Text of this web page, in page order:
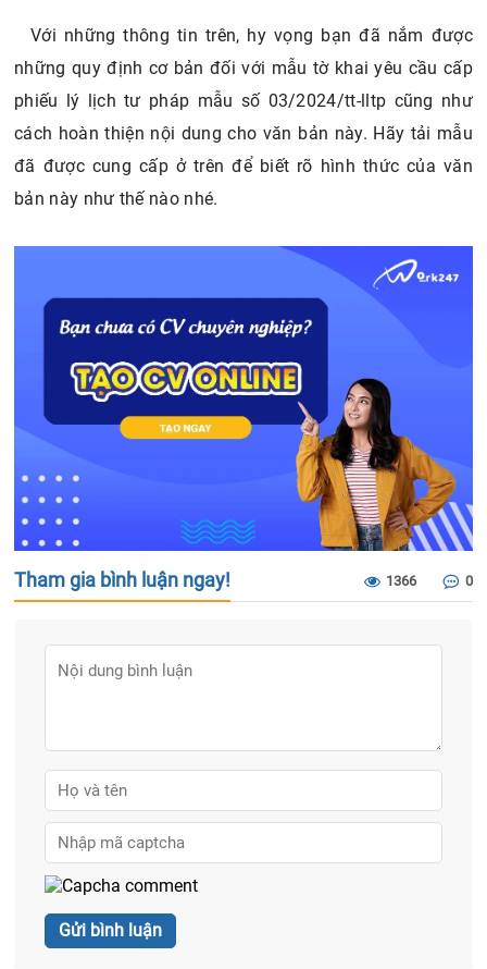
Với những thông tin trên, hy vọng bạn đã nắm được
những quy định cơ bản đối với mẫu tờ khai yêu cầu cấp
phiếu lý lịch tư pháp mẫu số 03/2024/tt-lltp cũng như
cách hoàn thiện nội dung cho văn bản này. Hãy tải mẫu
đã được cung cấp ở trên để biết rõ hình thức của văn
bản này như thế nào nhé.
Tham gia bình luận ngay! 1366 0